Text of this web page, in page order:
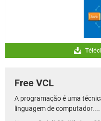
Free VCL
A programação é uma
linguagem de computador....